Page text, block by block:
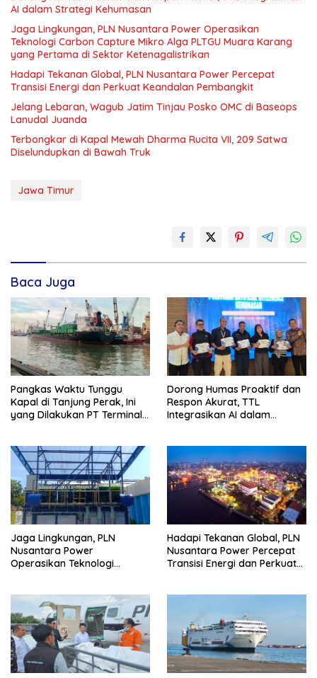
AI dalam Strategi Kehumasan
Jaga Lingkungan, PLN Nusantara Power Operasikan
Teknologi Carbon Capture Mikro Alga PLTGU Muara Karang
yang Pertama di Sektor Ketenagalistrikan
Hadapi Tekanan Global, PLN Nusantara Power Percepat
Transisi Energi dan Perkuat Keandalan Pembangkit
Jelang Lebaran, Wagub Jatim Tinjau Posko OMC di Baseops
Lanudal Juanda
Terbongkar di Kapal Mewah Dharma Rucita VII, 209 Satwa
Diselundupkan di Bawah Truk
Jawa Timur
Baca Juga
Pangkas Waktu Tunggu
Kapal di Tanjung Perak, Ini
yang Dilakukan PT Terminal
Dorong Humas Proaktif dan
Respon Akurat, TTL
Integrasikan AI dalam
Jaga Lingkungan, PLN
Nusantara Power
Operasikan Teknologi
Pertama di Sektor
Ketenagalistrikan
Hadapi Tekanan Global, PLN
Nusantara Power Percepat
Transisi Energi dan Perkuat